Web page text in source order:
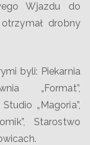
Wjazdu do
drobny
byli: Piekarnia
„Format”,
„Magoria”,
Starostwo